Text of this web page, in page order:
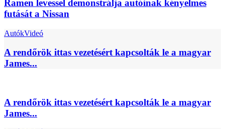
Ramen levessel demonstrálja autóinak kényelmes
futását a Nissan
AutókVideó
A rendőrök ittas vezetésért kapcsolták le a magyar
James...
A rendőrök ittas vezetésért kapcsolták le a magyar
James...